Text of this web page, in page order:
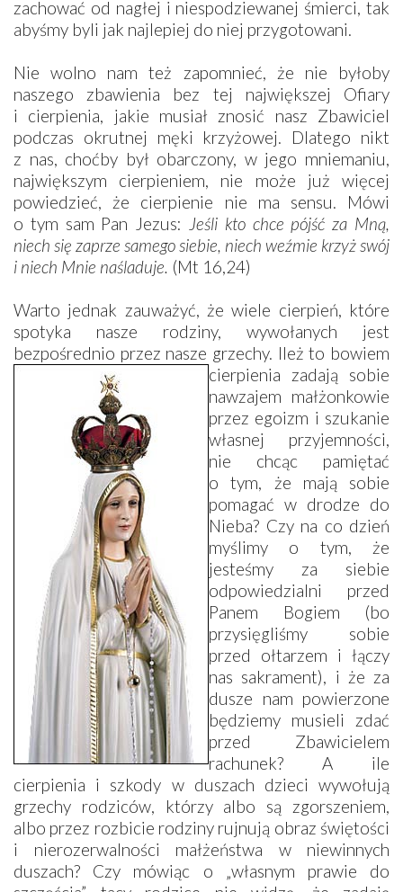
zachować od nagłej i niespodziewanej śmierci, tak
abyśmy byli jak najlepiej do niej przygotowani.
Nie wolno nam też zapomnieć, że nie byłoby
naszego zbawienia bez tej największej Ofiary
i cierpienia, jakie musiał znosić nasz Zbawiciel
podczas okrutnej męki krzyżowej. Dlatego nikt
z nas, choćby był obarczony, w jego mniemaniu,
największym cierpieniem, nie może już więcej
powiedzieć, że cierpienie nie ma sensu. Mówi
o tym sam Pan Jezus: Jeśli kto chce pójść za Mną,
niech się zaprze samego siebie, niech weźmie krzyż swój
i niech Mnie naśladuje. (Mt 16,24)
Warto jednak zauważyć, że wiele cierpień, które
spotyka nasze rodziny, wywołanych jest
bezpośrednio przez nasze grzechy. Ileż to bowiem
cierpienia zadają sobie
nawzajem małżonkowie
przez egoizm i szukanie
własnej przyjemności,
nie chcąc pamiętać
o tym, że mają sobie
pomagać w drodze do
Nieba? Czy na co dzień
myślimy o tym, że
jesteśmy za siebie
odpowiedzialni przed
Panem Bogiem (bo
przysięgliśmy sobie
przed ołtarzem i łączy
nas sakrament), i że za
dusze nam powierzone
będziemy musieli zdać
przed Zbawicielem
rachunek? A ile
cierpienia i szkody w duszach dzieci wywołują
grzechy rodziców, którzy albo są zgorszeniem,
albo przez rozbicie rodziny rujnują obraz świętości
i nierozerwalności małżeństwa w niewinnych
duszach? Czy mówiąc o „własnym prawie do